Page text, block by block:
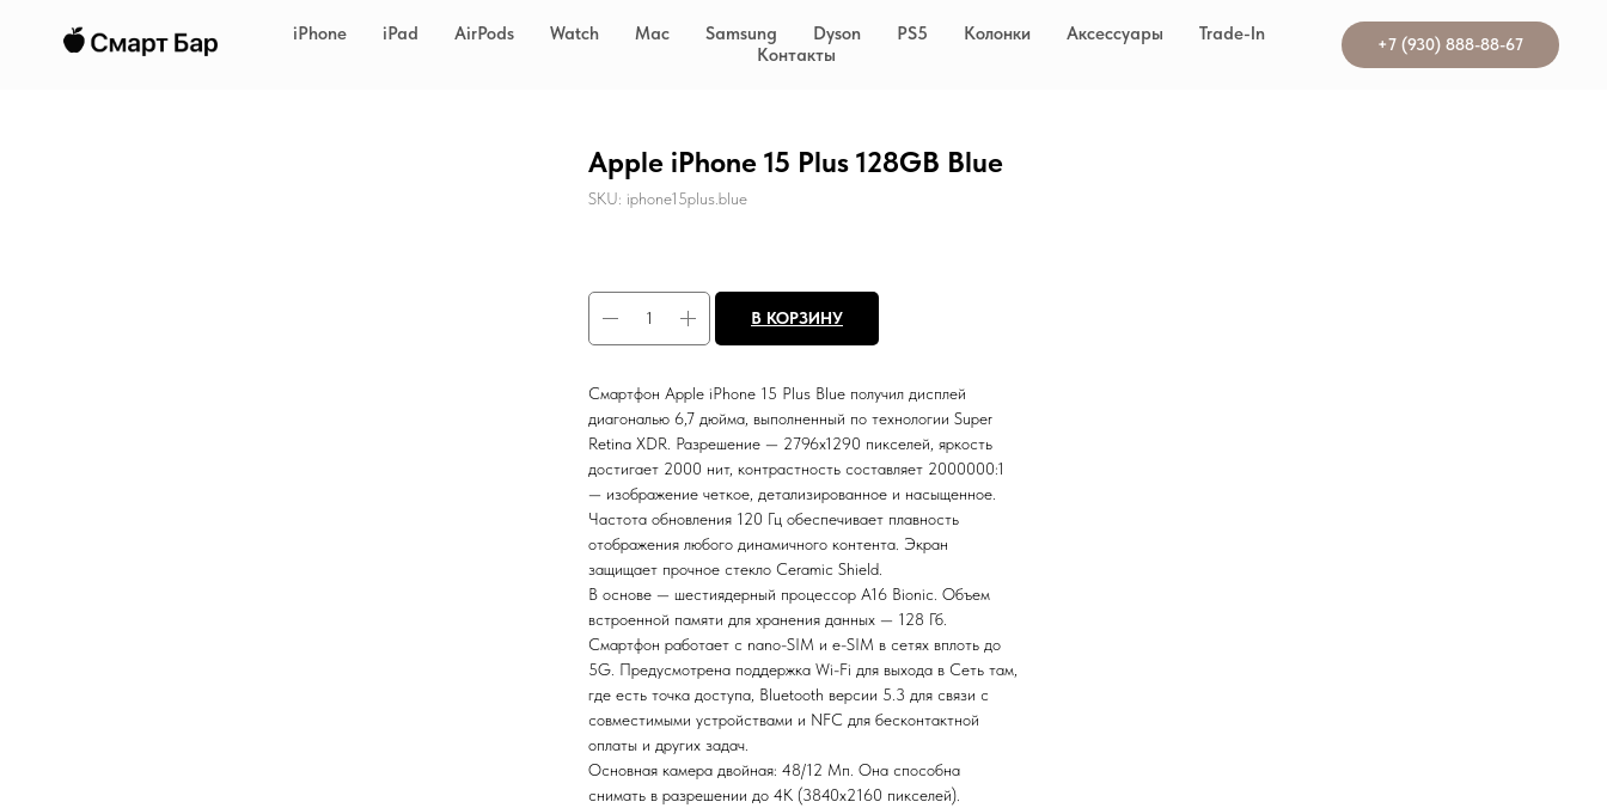
iPhone iPad AirPods Watch Mac Samsung Dyson PS5 Колонки Аксессуары
Trade-In
Контакты
+7 (930) 888-88-67
Apple iPhone 15 Plus 128GB Blue
SKU: iphone15plus.blue
В КОРЗИНУ
Смартфон Apple iPhone 15 Plus Blue получил дисплей
диагональю 6,7 дюйма, выполненный по технологии Super
Retina XDR. Разрешение — 2796x1290 пикселей, яркость
достигает 2000 нит, контрастность составляет 2000000:1
— изображение четкое, детализированное и насыщенное.
Частота обновления 120 Гц обеспечивает плавность
отображения любого динамичного контента. Экран
защищает прочное стекло Ceramic Shield.
В основе — шестиядерный процессор A16 Bionic. Объем
встроенной памяти для хранения данных — 128 Гб.
Смартфон работает с nano-SIM и e-SIM в сетях вплоть до
5G. Предусмотрена поддержка Wi-Fi для выхода в Сеть там,
где есть точка доступа, Bluetooth версии 5.3 для связи с
совместимыми устройствами и NFC для бесконтактной
оплаты и других задач.
Основная камера двойная: 48/12 Мп. Она способна
снимать в разрешении до 4К (3840x2160 пикселей).